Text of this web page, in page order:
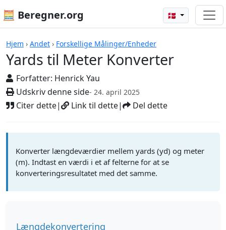
🧮 Beregner.org 🇩🇰
Hjem › Andet › Forskellige Målinger/Enheder
Yards til Meter Konverter
Forfatter: Henrick Yau
Udskriv denne side- 24. april 2025
Citer dette| Link til dette| Del dette
Beregnere
Konverter længdeværdier mellem yards (yd) og meter
(m). Indtast en værdi i et af felterne for at se
konverteringsresultatet med det samme.
Længdekonvertering